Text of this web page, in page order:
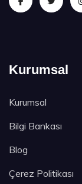
Kurumsal
Kurumsal
Bilgi Bankası
Blog
Çerez Politikası